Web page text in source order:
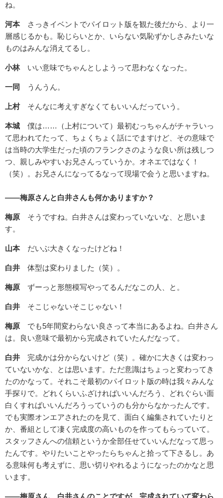
ね。
河本さっきイベントでパイロット版を観た後だから、より一
層感じるかも。恥じらいとか、いらない気恥ずかしさみたいな
ものはみんな消えてるし。
小林いい意味でちゃんとしようって思わなくなった。
一同 うんうん。
上村そんなに考えすぎなくてもいいんだっていう。
本城 僕は……（上村について）最初むっちゃんがチャラいっ
て思われてたって、ちょくちょく話にでますけど、その意味で
は当時の大学生だった頃のフランクさのような良い所は残しつ
つ、親しみやすいお兄さんっていうか。オネエではなく！
（笑）。お兄さんになってるなって現場で会うと思いますね。
——梅原さんと白井さんも何かありますか？
梅原 そうですね。白井さんは変わっていないな、と思いま
す。
山本だいぶ大きくなったけどね！
白井 体型は変わりました（笑）。
梅原 ずーっと形態模写やってるんだなこの人、と。
白井 そこじゃないそこじゃない！
梅原 でも5年間変わらない良さって本当にあるよね。白井さん
は。良い意味で最初から完成されていたんだなって。
白井 完成かは分からないけど（笑）。確かに大きくは変わっ
ていないかな、とは思います。ただ意識はちょっと変わってき
たのかなって。それこそ最初のパイロット版の時は我々みんな
手探りで。どれくらいふざければいいんだろう、どれぐらい面
白くすればいいんだろうっていうのも分からなかったんです。
でも実際オンエアされたのを見て、面白く編集されていたりと
か、番組として凄く完成度の高いものを作ってもらっていて。
スタッフさんへの信頼というか全部任せていいんだなって思っ
たんです。やりたいことやったらちゃんと拾って下さるし。あ
る意味何も考えずに、思い切りやれるようになったのかなと思
います。